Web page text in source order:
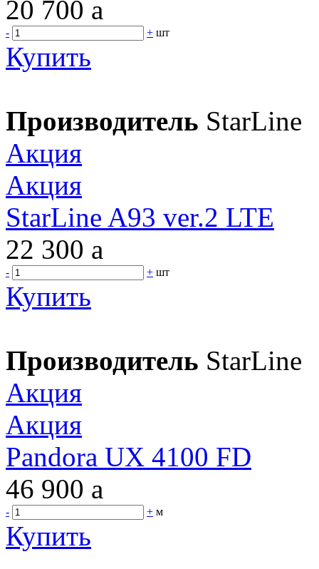
20 700 a
- + шт
Купить
Производитель StarLine
Акция
Акция
StarLine A93 ver.2 LTE
22 300 a
- + шт
Купить
Производитель StarLine
Акция
Акция
Pandora UX 4100 FD
46 900 a
- + м
Купить